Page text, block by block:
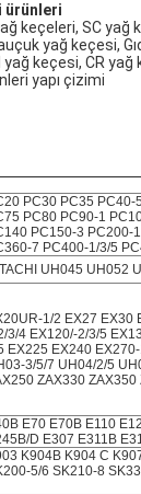
ürünleri
keçeleri, SC yağ
yağ keçesi,
yağ keçesi, CR
yapı çizimi
PC30 PC35
PC80 PC90-1
PC150-3 PC200-
7 PC400-1/3/5
UH045 UH052
1/2 EX27 EX30
3/4 EX120/-2/3/5
EX225 EX240
3/5/7 UH04/2/5
ZAX330
E70 E70B E110
D E307 E311B
K904B K904 C
5/6 SK210-8